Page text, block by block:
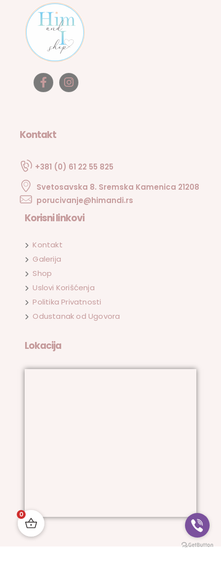
Kontakt
+381 (0) 61 22 55 825
Svetosavska 8. Sremska Kamenica 21208
porucivanje@himandi.rs
Korisni linkovi
Kontakt
Galerija
Shop
Uslovi Korišćenja
Politika Privatnosti
Odustanak od Ugovora
Lokacija
0